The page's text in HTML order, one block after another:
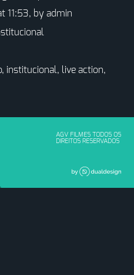
11:53, by admin
, institucional, live action,
AGV FILMES TODOS OS
DIREITOS RESERVADOS